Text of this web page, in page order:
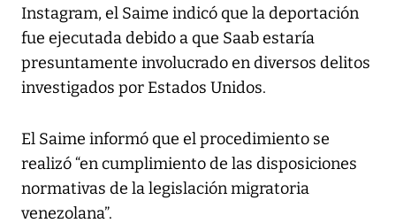
Instagram, el Saime indicó que la deportación
fue ejecutada debido a que Saab estaría
presuntamente involucrado en diversos delitos
investigados por Estados Unidos.
El Saime informó que el procedimiento se
realizó “en cumplimiento de las disposiciones
normativas de la legislación migratoria
venezolana”.